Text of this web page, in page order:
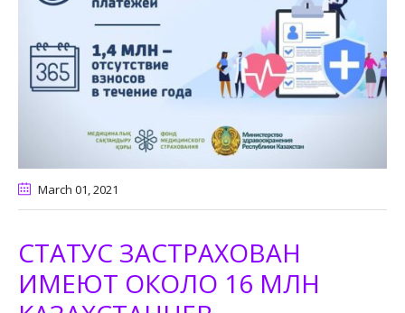
March 01, 2021
СТАТУС ЗАСТРАХОВАН
ИМЕЮТ ОКОЛО 16 МЛН